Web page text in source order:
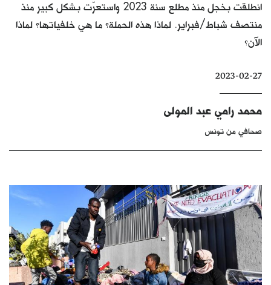
كتّابنا
الأرشيف
انطلقت بخجل منذ مطلع سنة 2023 واستعرّت بشكل كبير منذ
منتصف شباط/فبراير. لماذا هذه الحملة؟ ما هي خلفياتها؟ لماذا
الآن؟
2023-02-27
محمد رامي عبد المولى
صحافي من تونس